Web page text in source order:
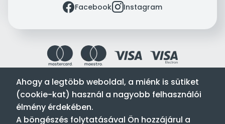
facebookFacebookinstagramInstagram
Festék’96 Kft. © 1996-2024. Minden jog fenntartva.
Tervezte és készítette:
forgalmazója.
Ahogy a legtöbb weboldal, a miénk is sütiket
(cookie-kat) használ a nagyobb felhasználói
élmény érdekében.
A böngészés folytatásával Ön hozzájárul a